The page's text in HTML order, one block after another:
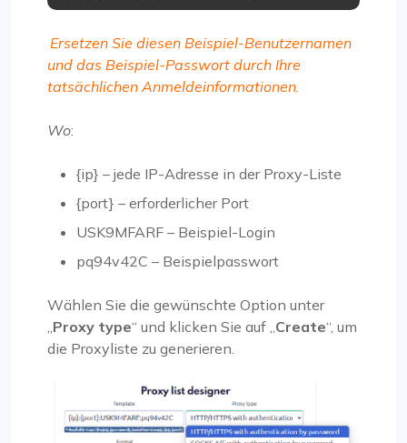
Ersetzen Sie diesen Beispiel-Benutzernamen
und das Beispiel-Passwort durch Ihre
tatsächlichen Anmeldeinformationen.
Wo:
{ip} – jede IP-Adresse in der Proxy-Liste
{port} – erforderlicher Port
USK9MFARF – Beispiel-Login
pq94v42C – Beispielpasswort
Wählen Sie die gewünschte Option unter
„Proxy type“ und klicken Sie auf „Create“, um
die Proxyliste zu generieren.